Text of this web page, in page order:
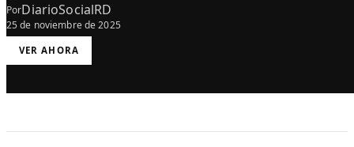
PorDiarioSocialRD
25 de noviembre de 2025
VER AHORA
:
E
N